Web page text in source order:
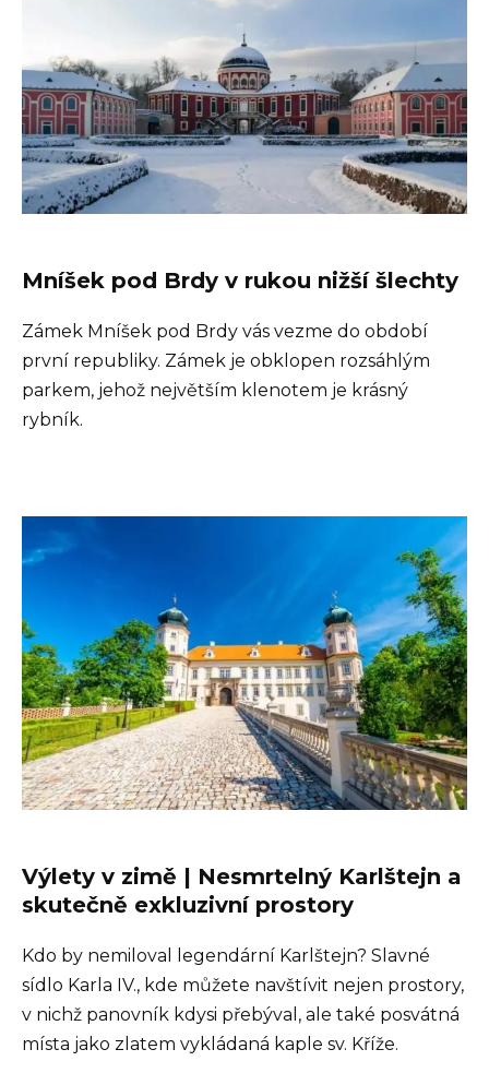
Mníšek pod Brdy v rukou nižší šlechty
Zámek Mníšek pod Brdy vás vezme do období
první republiky. Zámek je obklopen rozsáhlým
parkem, jehož největším klenotem je krásný
rybník.
Výlety v zimě | Nesmrtelný Karlštejn a
skutečně exkluzivní prostory
Kdo by nemiloval legendární Karlštejn? Slavné
sídlo Karla IV., kde můžete navštívit nejen prostory,
v nichž panovník kdysi přebýval, ale také posvátná
místa jako zlatem vykládaná kaple sv. Kříže.